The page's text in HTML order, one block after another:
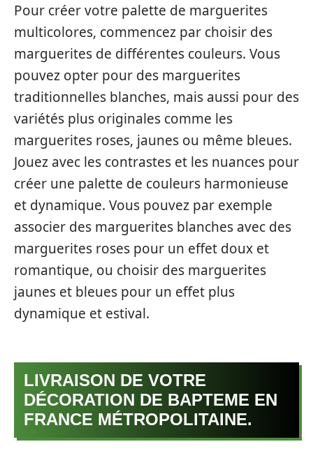
Pour créer votre palette de marguerites
multicolores, commencez par choisir des
marguerites de différentes couleurs. Vous
pouvez opter pour des marguerites
traditionnelles blanches, mais aussi pour des
variétés plus originales comme les
marguerites roses, jaunes ou même bleues.
Jouez avec les contrastes et les nuances pour
créer une palette de couleurs harmonieuse
et dynamique. Vous pouvez par exemple
associer des marguerites blanches avec des
marguerites roses pour un effet doux et
romantique, ou choisir des marguerites
jaunes et bleues pour un effet plus
dynamique et estival.
LIVRAISON DE VOTRE
DÉCORATION DE BAPTEME EN
FRANCE MÉTROPOLITAINE.